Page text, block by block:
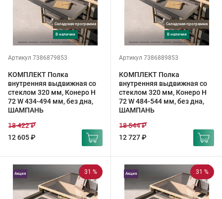
Складская программа
в наличии
Артикул 7386879853
КОМПЛЕКТ Полка
внутренняя выдвижная со
стеклом 320 мм, Конеро H
72 W 434-494 мм, без дна,
ШАМПАНЬ
12 605 ₽
18 422 ₽
Складская программа
в наличии
Артикул 7386889853
КОМПЛЕКТ Полка
внутренняя выдвижная со
стеклом 320 мм, Конеро H
72 W 484-544 мм, без дна,
ШАМПАНЬ
12 727 ₽
18 544 ₽
31 %
Акция 31 %
Акция